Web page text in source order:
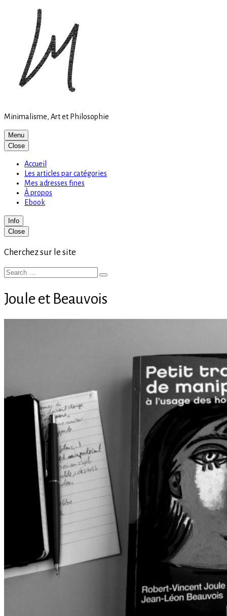
Minimalisme, Art et Philosophie
Menu
Close
Accueil
Les articles par catégories
Mes adresses fines
À propos
Ebook
Info
Primary
Sidebar
Close
Cherchez sur le site
Search
Search
Joule et Beauvois